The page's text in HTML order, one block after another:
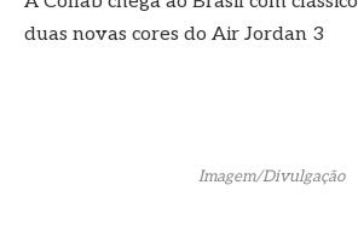
duas novas cores do Air Jordan 3
Imagem/Divulgação